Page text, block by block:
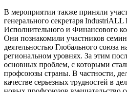
В мероприятии также приняли
генерального секретаря
Исполнительного и Финансового
Они познакомили участников
деятельностью Глобального союза
региональном уровнях. За этим
основных проблем, с которыми
профсоюзы страны. В частности,
качестве серьезных трудностей в